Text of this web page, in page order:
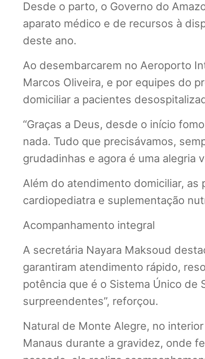
Desde o parto, o Governo do
aparato médico e de recursos à
deste ano.
Ao desembarcarem no Aeroporto
Marcos Oliveira, e por equipes do
domiciliar a pacientes
“Graças a Deus, desde o início
nada. Tudo que precisávamos,
grudadinhas e agora é uma alegria
Além do atendimento domiciliar,
cardiopediatra e suplementação
Acompanhamento integral
A secretária Nayara Maksoud
garantiram atendimento rápido,
potência que é o Sistema Único de
surpreendentes”, reforçou.
Natural de Monte Alegre, no
Manaus durante a gravidez, onde